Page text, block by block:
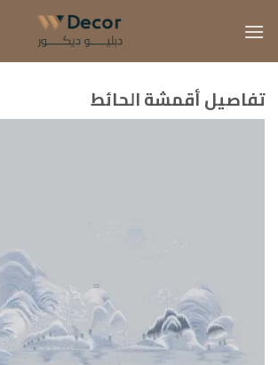
للمحتوى
تفاصيل أقمشة الحائط